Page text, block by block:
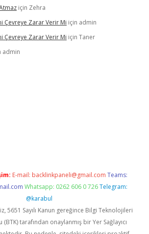
için Zehra
Çevreye Zarar Verir Mi için admin
Çevreye Zarar Verir Mi için Taner
admin
E-mail: backlinkpaneli@gmail.com Teams:
Whatsapp: 0262 606 0 726 Telegram:
@karabul
5651 Sayılı Kanun gereğince Bilgi Teknolojileri
tarafından onaylanmış bir Yer Sağlayıcı